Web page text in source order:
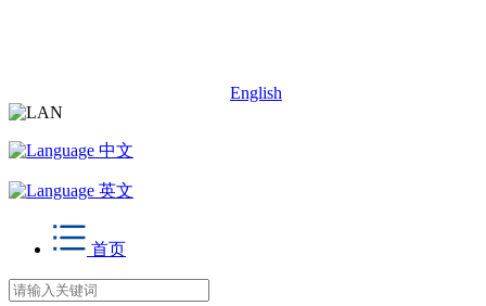
English
中文
英文
首页